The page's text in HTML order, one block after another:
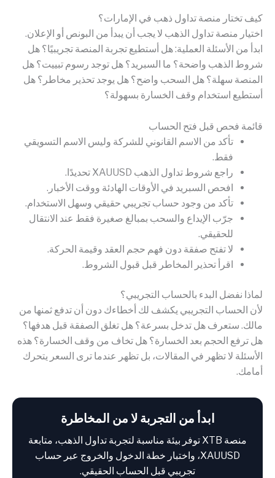
كيف تختار منصة تداول ذهب في الإمارات؟
اختيار منصة تداول الذهب لا يجب أن يبدأ من البونص أو الإعلان.
ابدأ من الأسئلة العملية: هل أستطيع تجربة المنصة تجريبيًا؟ هل
شروط الذهب واضحة؟ ما السبريد؟ هل توجد رسوم تبييت؟ هل
المنصة سهلة؟ هل السحب واضح؟ هل يوجد تحذير مخاطر؟ هل
أستطيع استخدام وقف الخسارة بسهولة؟
قائمة فحص قبل فتح الحساب
تأكد من الاسم القانوني للشركة وليس الاسم التسويقي
فقط.
راجع شروط تداول الذهب XAUUSD تحديدًا.
افحص السبريد في الأوقات الهادئة ووقت الأخبار.
تأكد من وجود حساب تجريبي حقيقي وسهل الاستخدام.
جرّب الإيداع والسحب بمبالغ صغيرة فقط عند الانتقال
للحقيقي.
لا تفتح صفقة دون فهم حجم العقد وقيمة الحركة.
اقرأ تحذير المخاطر قبل قبول الشروط.
لماذا نفضل البدء بالحساب التجريبي؟
لأن الحساب التجريبي يكشف لك أخطاءك دون أن تدفع ثمنها من
مالك. ستعرف هل تدخل بسرعة؟ هل تغلق الصفقة قبل هدفها؟
هل ترفع الحجم بعد الخسارة؟ هل تخاف من وقف الخسارة؟ هذه
الأسئلة لا تظهر في المقالات، بل تظهر عندما ترى السعر يتحرك
أمامك.
ابدأ من التجربة لا من المخاطرة
منصة XTB توفر بيئة مناسبة لتجربة تداول الذهب، متابعة
XAUUSD، واختبار خطة الدخول والخروج عبر حساب
تجريبي قبل الحساب الحقيقي.